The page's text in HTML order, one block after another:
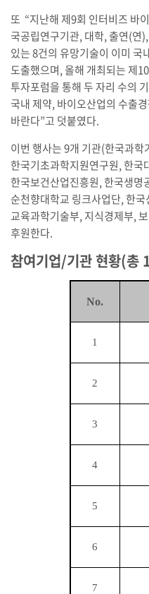
또 “지난해 제9회 인터비즈 바
국공립연구기관, 대학, 출연(연
있는 8건의 유망기술이 이미 국
도출했으며, 올해 개최되는 제
투자포럼을 통해 두 자리 수의
국내 제약, 바이오산업의 수출
바란다”고 덧붙였다.
이번 행사는 9개 기관(한국과
한국기초과학지원연구원, 한국
한국보건산업진흥원, 한국생명
순천향대학교 링크사업단, 한
교육과학기술부, 지식경제부,
후원한다.
참여기업/기관 현황(
No.
1
2
3
4
5
6
7